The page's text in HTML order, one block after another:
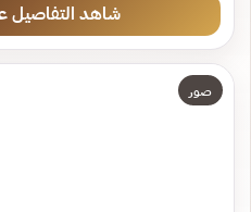
شاهد التفاصيل
صور